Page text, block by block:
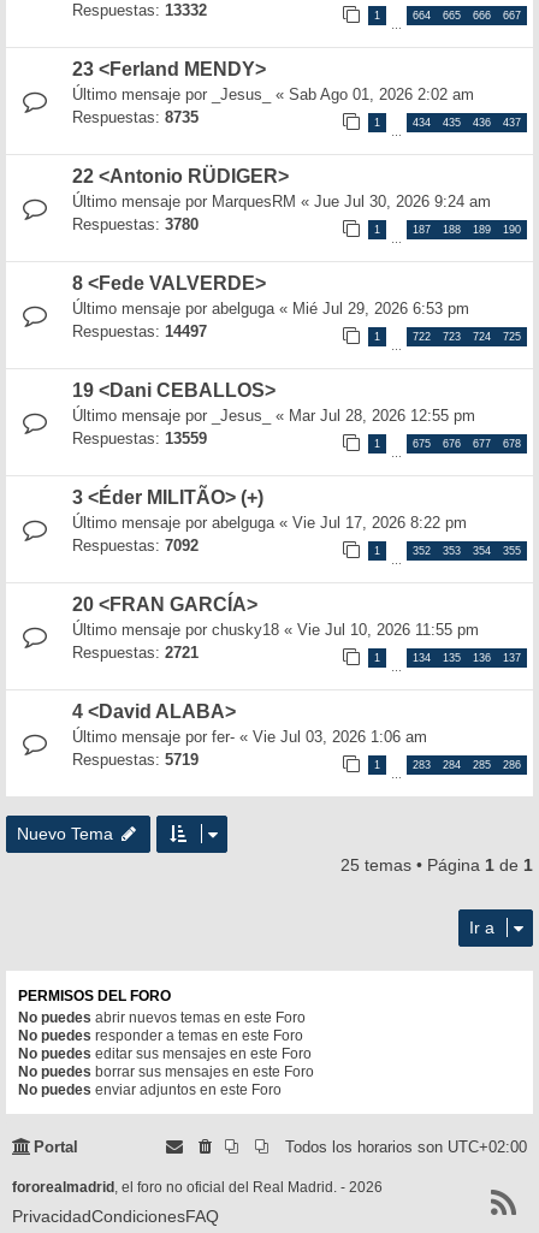
Respuestas: 13332 1
…
664 665 666 667
23 <Ferland MENDY>
Último mensaje por _Jesus_ « Sab Ago 01, 2026 2:02 am
Respuestas: 8735 1
…
434 435 436 437
22 <Antonio RÜDIGER>
Último mensaje por MarquesRM « Jue Jul 30, 2026 9:24 am
Respuestas: 3780 1
…
187 188 189 190
8 <Fede VALVERDE>
Último mensaje por abelguga« Mié Jul 29, 2026 6:53 pm
Respuestas: 14497 1
…
722 723 724 725
19 <Dani CEBALLOS>
Último mensaje por _Jesus_ « Mar Jul 28, 2026 12:55 pm
Respuestas: 13559 1
…
675 676 677 678
3 <Éder MILITÃO> (+)
Último mensaje por abelguga« Vie Jul 17, 2026 8:22 pm
Respuestas: 7092 1
…
352 353 354 355
20 <FRAN GARCÍA>
Último mensaje por chusky18 « Vie Jul 10, 2026 11:55 pm
Respuestas: 2721 1
…
134 135 136 137
4 <David ALABA>
Último mensaje por fer- « Vie Jul 03, 2026 1:06 am
Respuestas: 5719 1
…
283 284 285 286
Nuevo Tema
25 temas • Página 1 de 1
Ir a
PERMISOS DEL FORO
No puedes abrir nuevos temas en este Foro
No puedes responder a temas en este Foro
No puedes editar sus mensajes en este Foro
No puedes borrar sus mensajes en este Foro
No puedes enviar adjuntos en este Foro
Portal Todos los horarios son UTC+02:00
fororealmadrid , el foro no oficial del Real Madrid. - 2026
PrivacidadCondicionesFAQ